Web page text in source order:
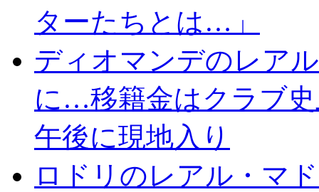
ターたちとは…」
ディオマンデのレア
に…移籍金はクラブ史
午後に現地入り
ロドリのレアル・マ